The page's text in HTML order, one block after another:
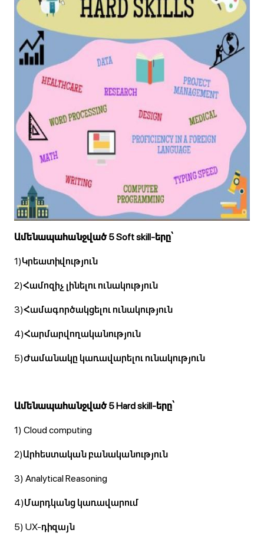
Ամենապահանջված 5 Soft skill-երը՝
1)Կրեատիվություն
2)Համոզիչ լինելու ունակություն
3)Համագործակցելու ունակություն
4)Հարմարվողականություն
5)Ժամանակը կառավարելու ունակություն
Ամենապահանջված 5Hardskill-երը՝
1) Cloud computing
2)Արհեստական բանականություն
3) Analytical Reasoning
4)Մարդկանց կառավարում
5) UX-դիզայն